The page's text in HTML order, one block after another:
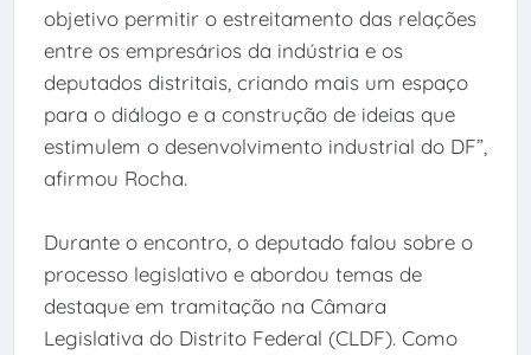
objetivo permitir o estreitamento das relações
entre os empresários da indústria e os
deputados distritais, criando mais um espaço
para o diálogo e a construção de ideias que
estimulem o desenvolvimento industrial do DF”,
afirmou Rocha.
Durante o encontro, o deputado falou sobre o
processo legislativo e abordou temas de
destaque em tramitação na Câmara
Legislativa do Distrito Federal (CLDF). Como